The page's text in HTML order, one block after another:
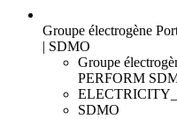
Groupe électrogène
| SDMO
Groupe
PERFORM
SDMO